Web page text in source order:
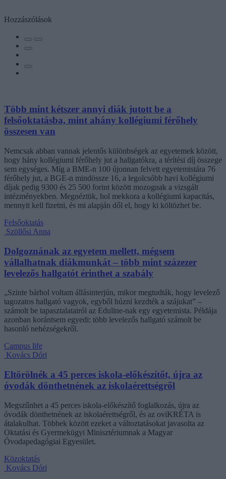
Hozzászólások
Több mint kétszer annyi diák jutott be a
felsőoktatásba, mint ahány kollégiumi férőhely
összesen van
Nemcsak abban vannak jelentős különbségek az egyetemek között,
hogy hány kollégiumi férőhely jut a hallgatókra, a térítési díj összege
sem egységes. Míg a BME-n 100 újonnan felvett egyetemistára 76
férőhely jut, a BGE-n mindössze 16, a legolcsóbb havi kollégiumi
díjak pedig 9300 és 25 500 forint között mozognak a vizsgált
intézményekben. Megnéztük, hol mekkora a kollégiumi kapacitás,
mennyit kell fizetni, és mi alapján dől el, hogy ki költözhet be.
Felsőoktatás
Szöllősi Anna
Dolgoznának az egyetem mellett, mégsem
vállalhatnak diákmunkát – több mint százezer
levelezős hallgatót érinthet a szabály
„Szinte bárhol voltam állásinterjún, mikor megtudták, hogy levelező
tagozatos hallgató vagyok, egyből húzni kezdték a szájukat” –
számolt be tapasztalatairól az Eduline-nak egy egyetemista. Példája
azonban korántsem egyedi: több levelezős hallgató számolt be
hasonló nehézségekről.
Campus life
Kovács Dóri
Eltörölnék a 45 perces iskola-előkészítőt, újra az
óvodák dönthetnének az iskolaérettségről
Megszűnhet a 45 perces iskola-előkészítő foglalkozás, újra az
óvodák dönthetnének az iskolaérettségről, és az oviKRÉTA is
átalakulhat. Többek között ezeket a változtatásokat javasolta az
Oktatási és Gyermekügyi Minisztériumnak a Magyar
Óvodapedagógiai Egyesület.
Közoktatás
Kovács Dóri